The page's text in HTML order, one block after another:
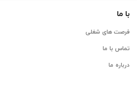
با ما
فرصت های شغلی
تماس با ما
درباره ما